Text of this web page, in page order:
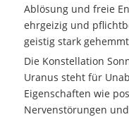
Ablösung und freie
ehrgeizig und
geistig stark
Die Konstellation
Uranus steht für
Eigenschaften wie
Nervenstörungen